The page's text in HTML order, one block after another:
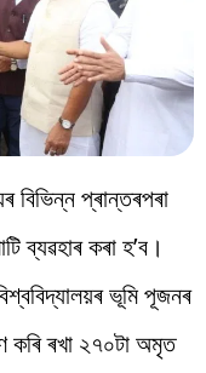
বিভিন্ন প্ৰান্তৰপৰা
ব্যৱহাৰ কৰা হ’ব।
ভূমি পূজনৰ
কৰি ৰখা ২৭০টা অমৃত